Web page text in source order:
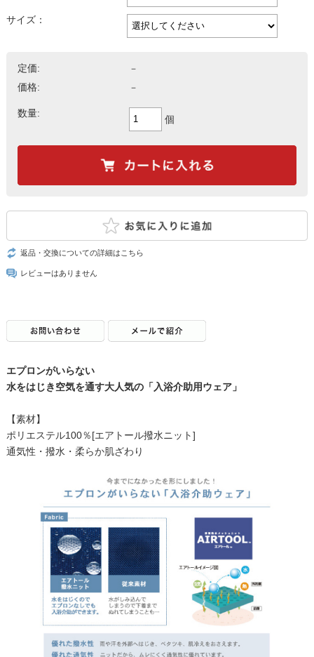
サイズ：
定価:
－
価格:
－
数量:
個
返品・交換についての詳細はこちら
レビューはありません
エプロンがいらない
水をはじき空気を通す大人気の「入浴介助用ウェア」
【素材】
ポリエステル100％[エアトール撥水ニット]
通気性・撥水・柔らか肌ざわり